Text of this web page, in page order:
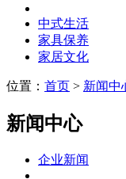
中式生活
家具保养
家居文化
位置： 首页 > 新闻中
新闻中心
企业新闻